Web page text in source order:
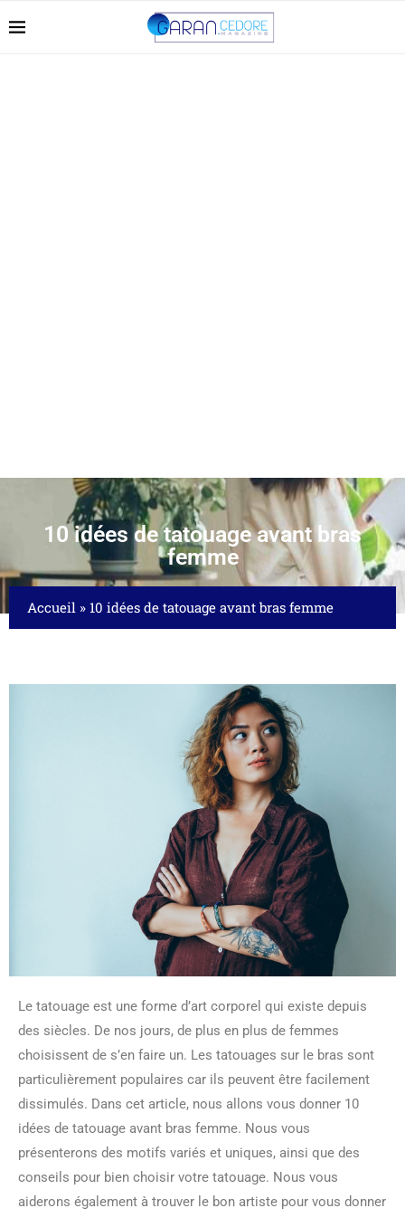
10 idées de tatouage avant bras
femme
Accueil » 10 idées de tatouage avant bras femme
Le tatouage est une forme d’art corporel qui existe depuis
des siècles. De nos jours, de plus en plus de femmes
choisissent de s’en faire un. Les tatouages sur le bras sont
particulièrement populaires car ils peuvent être facilement
dissimulés. Dans cet article, nous allons vous donner 10
idées de tatouage avant bras femme. Nous vous
présenterons des motifs variés et uniques, ainsi que des
conseils pour bien choisir votre tatouage. Nous vous
aiderons également à trouver le bon artiste pour vous donner